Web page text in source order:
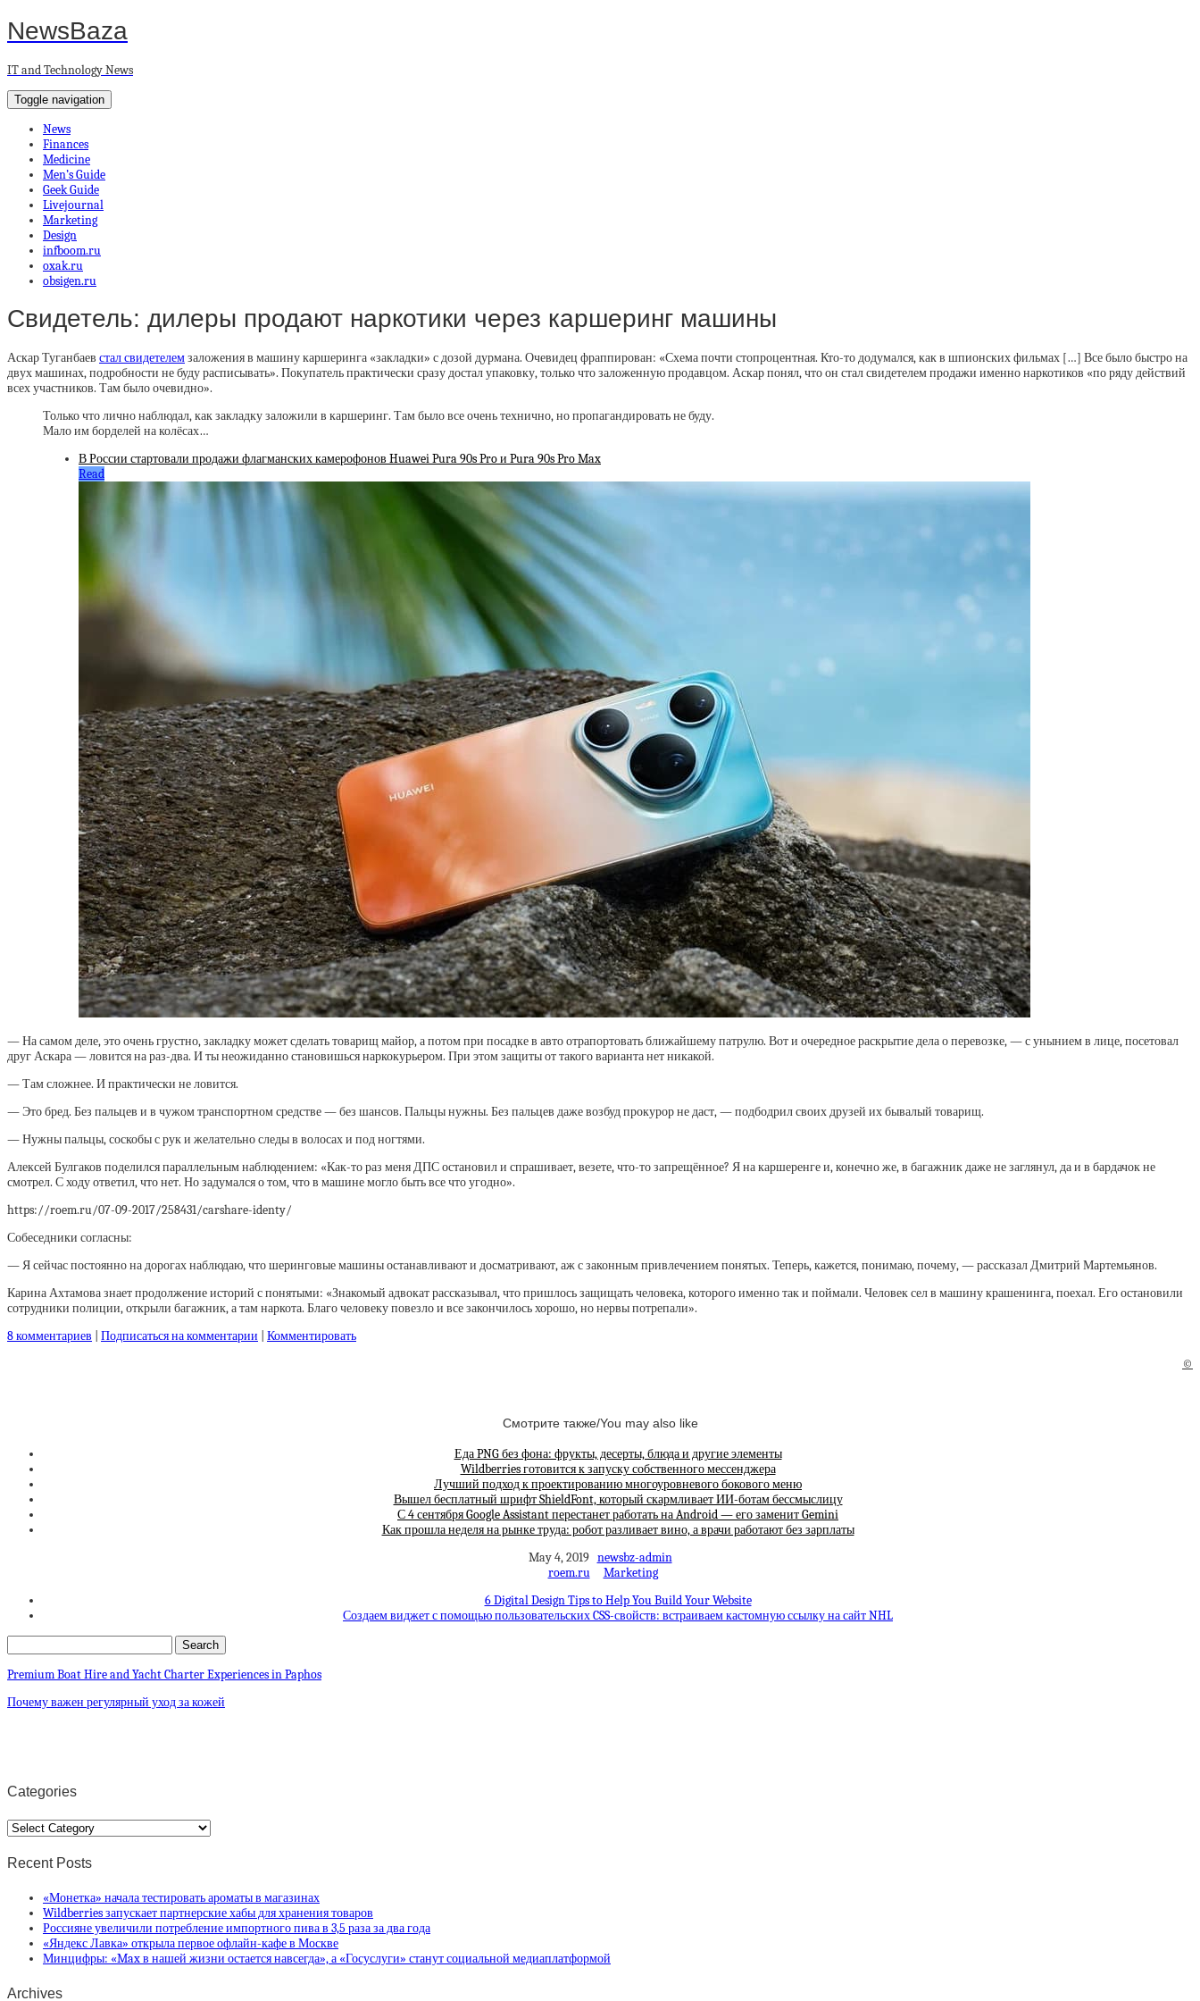
NewsBaza
IT and Technology News
Toggle navigation
News
Finances
Medicine
Men’s Guide
Geek Guide
Livejournal
Marketing
Design
infboom.ru
oxak.ru
obsigen.ru
Свидетель: дилеры продают наркотики через каршеринг машины
Аскар Туганбаев стал свидетелемзаложения в машину каршеринга «закладки» с дозой дурмана. Очевидец фраппирован: «Схема почти стопроцентная. Кто-то додумался, как в шпионских фильмах […] Все было быстро на
двух машинах, подробности не буду расписывать». Покупатель практически сразу достал упаковку, только что заложенную продавцом. Аскар понял, что он стал свидетелем продажи именно наркотиков «по ряду действий
всех участников. Там было очевидно».
Только что лично наблюдал, как закладку заложили в каршеринг. Там было все очень технично, но пропагандировать не буду.
Мало им борделей на колёсах…
В России стартовали продажи флагманских камерофонов Huawei Pura 90s Pro и Pura 90s Pro Max
Read
— На самом деле, это очень грустно, закладку может сделать товарищ майор, а потом при посадке в авто отрапортовать ближайшему патрулю. Вот и очередное раскрытие дела о перевозке, — с унынием в лице, посетовал
друг Аскара — ловится на раз-два. И ты неожиданно становишься наркокурьером. При этом защиты от такого варианта нет никакой.
— Там сложнее. И практически не ловится.
— Это бред. Без пальцев и в чужом транспортном средстве — без шансов. Пальцы нужны. Без пальцев даже возбуд прокурор не даст, — подбодрил своих друзей их бывалый товарищ.
— Нужны пальцы, соскобы с рук и желательно следы в волосах и под ногтями.
Алексей Булгаков поделился параллельным наблюдением: «Как-то раз меня ДПС остановил и спрашивает, везете, что-то запрещённое? Я на каршеренге и, конечно же, в багажник даже не заглянул, да и в бардачок не
смотрел. С ходу ответил, что нет. Но задумался о том, что в машине могло быть все что угодно».
https://roem.ru/07-09-2017/258431/carshare-identy/
Собеседники согласны:
— Я сейчас постоянно на дорогах наблюдаю, что шеринговые машины останавливают и досматривают, аж с законным привлечением понятых. Теперь, кажется, понимаю, почему, — рассказал Дмитрий Мартемьянов.
Карина Ахтамова знает продолжение историй с понятыми: «Знакомый адвокат рассказывал, что пришлось защищать человека, которого именно так и поймали. Человек сел в машину крашенинга, поехал. Его остановили
сотрудники полиции, открыли багажник, а там наркота. Благо человеку повезло и все закончилось хорошо, но нервы потрепали».
8 комментариев
Подписаться на комментарии
Комментировать
©
Смотрите также/You may also like
Еда PNG без фона: фрукты, десерты, блюда и другие элементы
Wildberries готовится к запуску собственного мессенджера
Лучший подход к проектированию многоуровневого бокового меню
Вышел бесплатный шрифт ShieldFont, который скармливает ИИ-ботам бессмыслицу
С 4 сентября Google Assistant перестанет работать на Android — его заменит Gemini
Как прошла неделя на рынке труда: робот разливает вино, а врачи работают без зарплаты
May 4, 2019 newsbz-admin
roem.ru
Marketing
6 Digital Design Tips to Help You Build Your Website
Создаем виджет с помощью пользовательских CSS-свойств: встраиваем кастомную ссылку на сайт NHL
Premium Boat Hire and Yacht Charter Experiences in Paphos
Почему важен регулярный уход за кожей
Categories
Categories
Recent Posts
«Монетка» начала тестировать ароматы в магазинах
Wildberries запускает партнерские хабы для хранения товаров
Россияне увеличили потребление импортного пива в 3,5 раза за два года
«Яндекс Лавка» открыла первое офлайн-кафе в Москве
Минцифры: «Max в нашей жизни остается навсегда», а «Госуслуги» станут социальной медиаплатформой
Archives